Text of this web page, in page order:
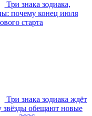
Три знака зодиака,
почему конец июля
старта
Три знака зодиака ждёт
звёзды обещают новые